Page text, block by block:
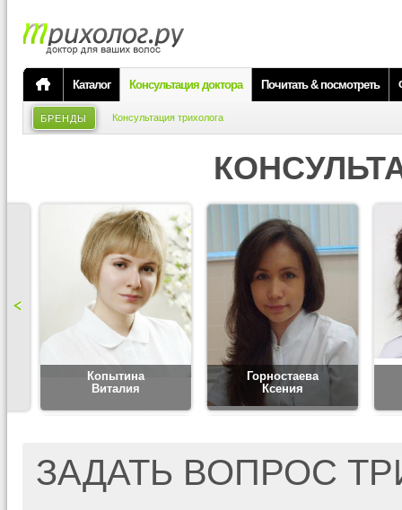
Каталог Консультация доктора Почитать & посмотреть
БРЕНДЫ Консультация трихолога
Копытина
Виталия
Горностаева
Ксения
ЗАДАТЬ ВОПРОС